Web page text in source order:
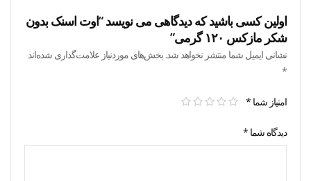
اولین کسی باشید که دیدگاهی می نویسد “اوت اسنک بدون
شکر مازکس ۱۲۰ گرمی”
نشانی ایمیل شما منتشر نخواهد شد. بخش‌های موردنیاز علامت‌گذاری شده‌اند
*
امتیاز شما *
دیدگاه شما *